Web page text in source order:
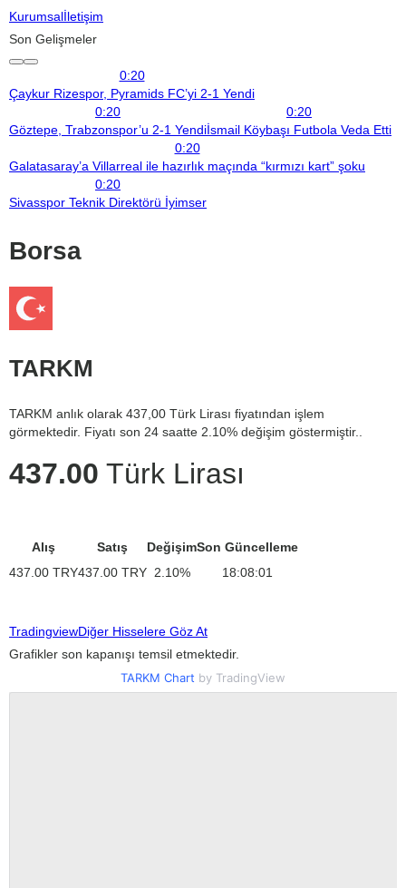
Kurumsalİletişim
Son Gelişmeler
0:20
Çaykur Rizespor, Pyramids FC’yi 2-1 Yendi
0:20
Göztepe, Trabzonspor’u 2-1 Yendi
0:20
İsmail Köybaşı Futbola Veda Etti
0:20
Galatasaray’a Villarreal ile hazırlık maçında “kırmızı kart” şoku
0:20
Sivasspor Teknik Direktörü İyimser
Borsa
TARKM
TARKM anlık olarak 437,00 Türk Lirası fiyatından işlem
görmektedir. Fiyatı son 24 saatte 2.10% değişim göstermiştir..
437.00 Türk Lirası
Alış
437.00 TRY
Satış
437.00 TRY
Değişim
2.10%
Son Güncelleme
18:08:01
TradingviewDiğer Hisselere Göz At
Grafikler son kapanışı temsil etmektedir.
TARKM Chart by TradingView